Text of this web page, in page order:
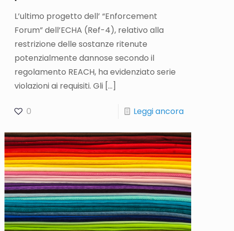
L’ultimo progetto dell’ “Enforcement
Forum” dell’ECHA (Ref-4), relativo alla
restrizione delle sostanze ritenute
potenzialmente dannose secondo il
regolamento REACH, ha evidenziato serie
violazioni ai requisiti. Gli […]
0 Leggi ancora